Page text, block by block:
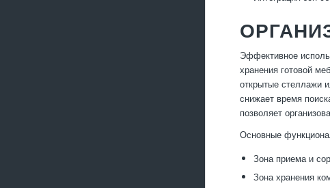
Эффективное
хранения готовой
открытые стеллажи
снижает время
позволяет
Основные
Зона приема и
Зона хранения